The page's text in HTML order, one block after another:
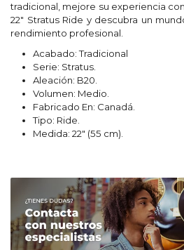
tradicional, mejore su experiencia
22" Stratus Ride y descubra un
rendimiento profesional.
Acabado: Tradicional
Serie: Stratus.
Aleación: B20.
Volumen: Medio.
Fabricado En: Canadá.
Tipo: Ride.
Medida: 22" (55 cm).